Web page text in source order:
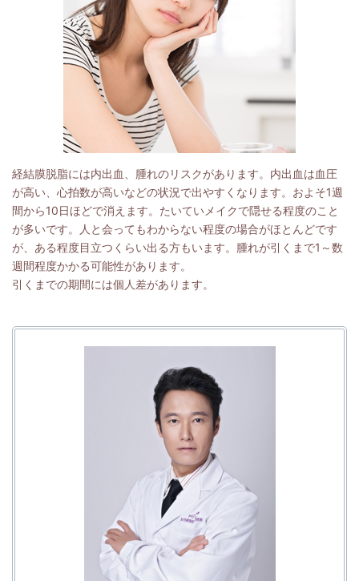
経結膜脱脂には内出血、腫れのリスクがあります。内出血は血圧
が高い、心拍数が高いなどの状況で出やすくなります。およそ1週
間から10日ほどで消えます。たいていメイクで隠せる程度のこと
が多いです。人と会ってもわからない程度の場合がほとんどです
が、ある程度目立つくらい出る方もいます。腫れが引くまで1～数
週間程度かかる可能性があります。
引くまでの期間には個人差があります。